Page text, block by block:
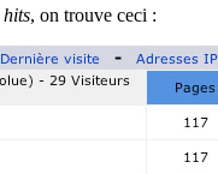
hits, on trouve ceci :